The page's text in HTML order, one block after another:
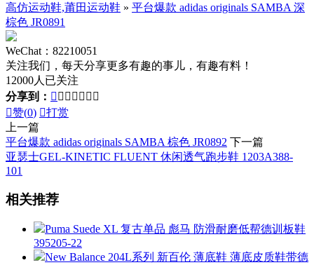
高仿运动鞋,莆田运动鞋 » 平台爆款 adidas originals SAMBA 深
棕色 JR0891
WeChat：82210051
关注我们，每天分享更多有趣的事儿，有趣有料！
12000人已关注
分享到：       
赞(0) 打赏
上一篇
平台爆款 adidas originals SAMBA 棕色 JR0892 下一篇
亚瑟士GEL-KINETIC FLUENT 休闲透气跑步鞋 1203A388-
101
相关推荐
Puma Suede XL 复古单品 彪马 防滑耐磨低帮德训板鞋
395205-22
New Balance 204L系列 新百伦 薄底鞋 薄底皮质鞋带德